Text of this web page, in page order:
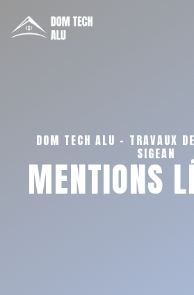
DOM TECH ALU - TRAVAUX
SIGEAN
MENTIONS